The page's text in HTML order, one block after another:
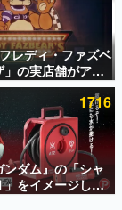
数万以上！ などな
身の“殿堂入り”記
レディ・ファズベ
」の実店舗がアメ
設「American
年オープン！
の共同開発、食
テージショーや
体験も楽しめる
1716
ンダム』の「シャ
をイメージした
ルが予約開始。